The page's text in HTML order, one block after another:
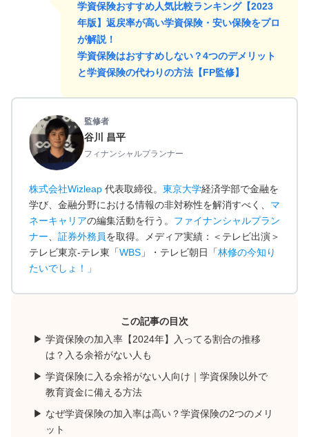
学資保険おすすめ人気比較ランキング【2023
年版】返戻率が高い学資保険・安い保険をプロ
が解説！
学資保険はおすすめしない？4つのデメリット
と学資保険の代わりの方法【FP監修】
監修者
谷川 昌平
フィナンシャルプランナー
株式会社Wizleap 代表取締役。 東京大学経済学部で金融を
学び、金融分野における情報の非対称性を解消すべく、 マ
ネーキャリアの編集活動を行う。 ファイナンシャルプラン
ナー
証券外務員を取得。メディア実績：＜テレビ出演＞
テレビ東京-テレ東「WBS 」・テレビ朝日「林修の今知り
たいでしょ！
」
この記事の目次
学資保険の加入率【2024年】入ってる割合の推移
は？入る余裕がない人も
学資保険に入る余裕がない人向け｜学資保険以外で
教育資金に備える方法
なぜ学資保険の加入率は高い？学資保険の2つのメリ
ット